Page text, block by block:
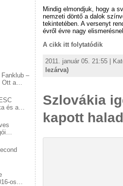
–
Ott a
és a
os
Mindig elmondjuk, hogy a
nemzeti döntő a dalok
tekintetében. A versenyt
évről évre nagy
A cikk itt folytatódik
2011. január 05. 21:55 |
lezárva)
Szlovákia
kapott